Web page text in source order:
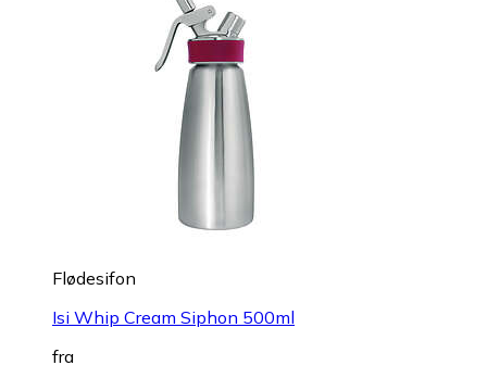
Flødesifon
Isi Whip Cream Siphon 500ml
fra